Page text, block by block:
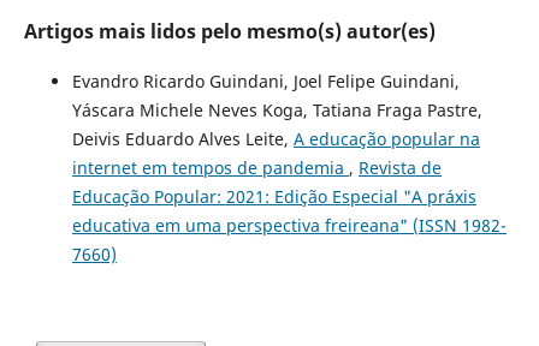
Artigos mais lidos pelo mesmo(s) autor(es)
Evandro Ricardo Guindani, Joel Felipe Guindani,
Yáscara Michele Neves Koga, Tatiana Fraga Pastre,
Deivis Eduardo Alves Leite, A educação popular na
internet em tempos de pandemia , Revista de
Educação Popular: 2021: Edição Especial "A práxis
educativa em uma perspectiva freireana" (ISSN 1982-
7660)